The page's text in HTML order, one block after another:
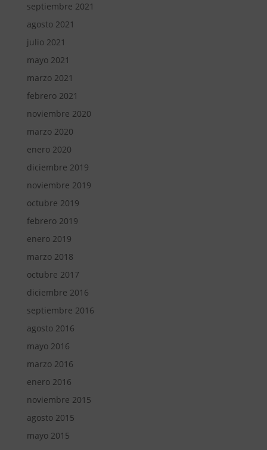
septiembre 2021
agosto 2021
julio 2021
mayo 2021
marzo 2021
febrero 2021
noviembre 2020
marzo 2020
enero 2020
diciembre 2019
noviembre 2019
octubre 2019
febrero 2019
enero 2019
marzo 2018
octubre 2017
diciembre 2016
septiembre 2016
agosto 2016
mayo 2016
marzo 2016
enero 2016
noviembre 2015
agosto 2015
mayo 2015